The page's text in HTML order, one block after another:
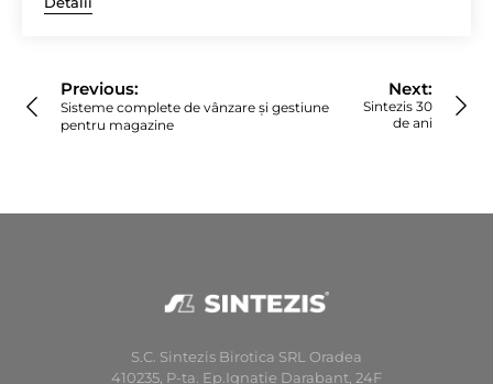
articole
Previous:
Sisteme complete de vânzare și gestiune
pentru magazine
Next:
Sintezis 30
de ani
S.C. Sintezis Birotica SRL Oradea
410235, P-ta. Ep.Ignaţie Darabant, 24F